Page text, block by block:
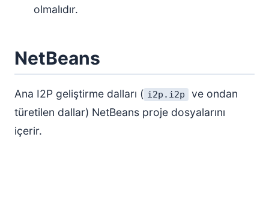
olmalıdır.
NetBeans
Ana I2P geliştirme dalları ( i2p.i2p
ve ondan
türetilen dallar) NetBeans proje dosyalarını
içerir.